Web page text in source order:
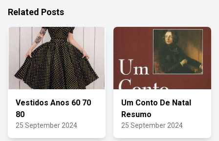
Related Posts
Vestidos Anos 60 70
80
25 September 2024
Um Conto De Natal
Resumo
25 September 2024